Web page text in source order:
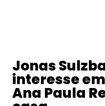
Jonas
interesse
Ana Paula